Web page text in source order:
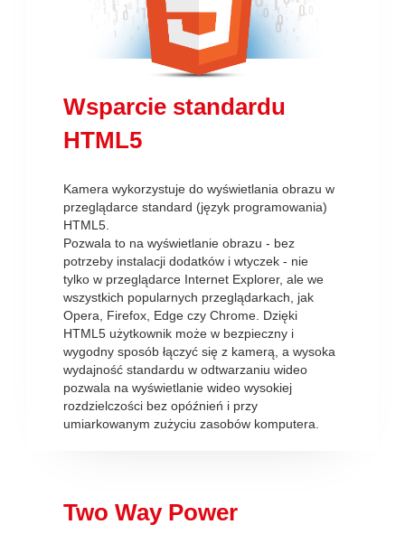
Wsparcie standardu
HTML5
Kamera wykorzystuje do wyświetlania obrazu w
przeglądarce standard (język programowania)
HTML5.
Pozwala to na wyświetlanie obrazu - bez
potrzeby instalacji dodatków i wtyczek - nie
tylko w przeglądarce Internet Explorer, ale we
wszystkich popularnych przeglądarkach, jak
Opera, Firefox, Edge czy Chrome. Dzięki
HTML5 użytkownik może w bezpieczny i
wygodny sposób łączyć się z kamerą, a wysoka
wydajność standardu w odtwarzaniu wideo
pozwala na wyświetlanie wideo wysokiej
rozdzielczości bez opóźnień i przy
umiarkowanym zużyciu zasobów komputera.
Two Way Power